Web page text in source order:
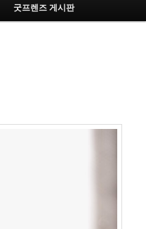
굿프렌즈 게시판